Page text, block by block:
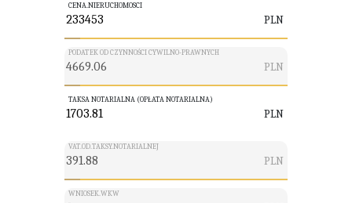
CENA.NIERUCHOMOSCI
PLN
PODATEK OD CZYNNOŚCI CYWILNO-PRAWNYCH
PLN
TAKSA NOTARIALNA (OPŁATA NOTARIALNA)
PLN
VAT.OD.TAKSY.NOTARIALNEJ
PLN
WNIOSEK.WKW